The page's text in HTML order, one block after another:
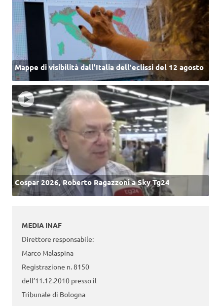
Mappe di visibilità dall’Italia dell'eclissi del 12 agosto
Cospar 2026, Roberto Ragazzoni a Sky Tg24
MEDIA INAF
Direttore responsabile:
Marco Malaspina
Registrazione n. 8150
dell’11.12.2010 presso il
Tribunale di Bologna